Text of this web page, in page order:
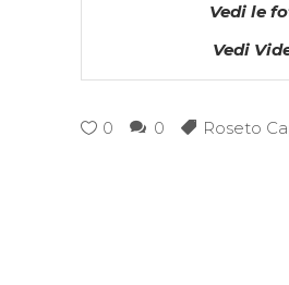
Vedi le
Vedi
0 0 Roseto